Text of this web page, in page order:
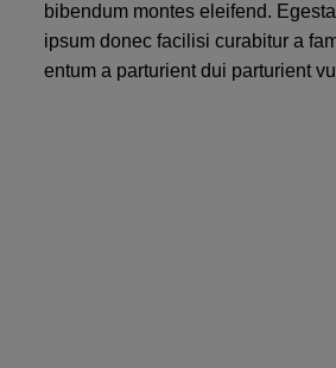
bibendum montes eleifend.
ipsum donec facilisi curabitur a
entum a parturient dui parturient